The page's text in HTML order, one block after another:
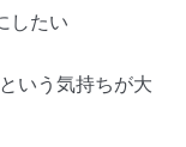
したい
いう気持ちが大